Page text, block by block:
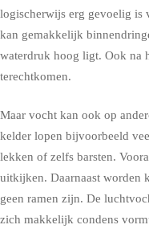
logischerwijs erg gevoelig is
kan gemakkelijk
waterdruk hoog ligt. Ook na
terechtkomen.
Maar vocht kan ook op
kelder lopen bijvoorbeeld
lekken of zelfs barsten.
uitkijken. Daarnaast worden
geen ramen zijn. De
zich makkelijk condens